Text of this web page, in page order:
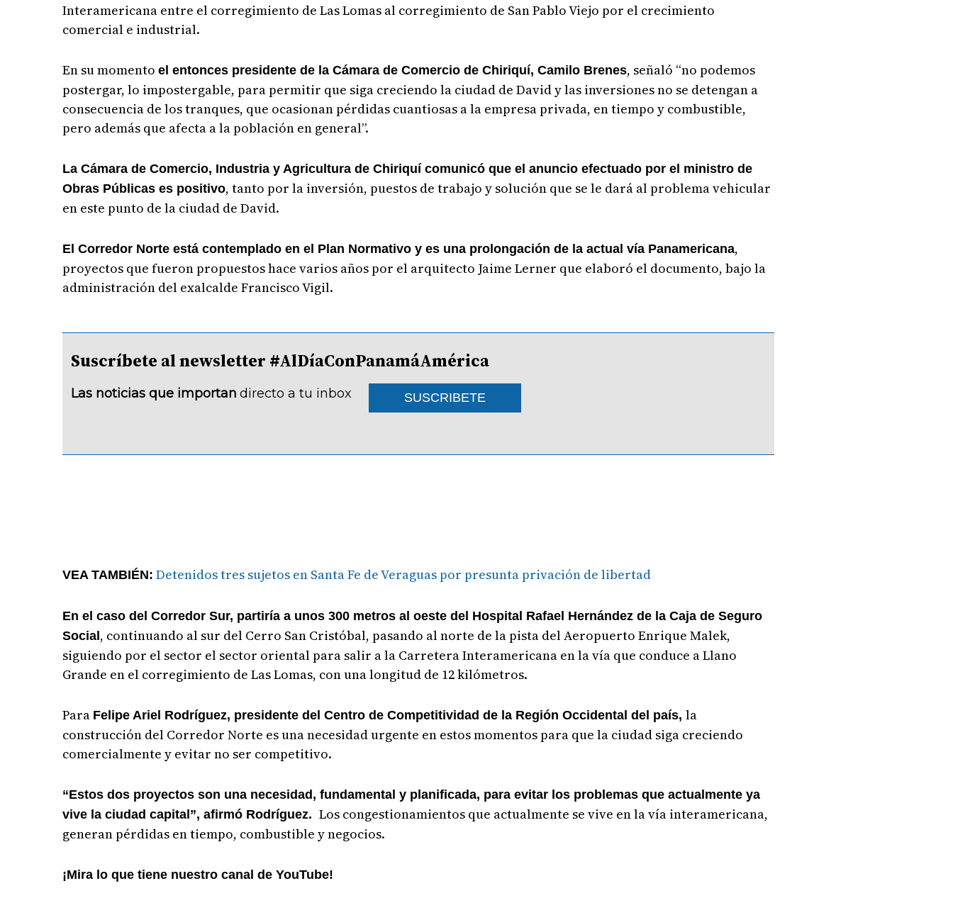
Interamericana entre el corregimiento de Las Lomas al corregimiento de San Pablo Viejo por el crecimiento
comercial e industrial.
En su momentoel entonces presidente de la Cámara de Comercio de Chiriquí, Camilo Brenes, señaló “no podemos
postergar, lo impostergable, para permitir que siga creciendo la ciudad de David y las inversiones no se detengan a
consecuencia de los tranques, que ocasionan pérdidas cuantiosas a la empresa privada, en tiempo y combustible,
pero además que afecta a la población en general”.
La Cámara de Comercio, Industria y Agricultura de Chiriquí comunicó que el anuncio efectuado por el ministro de
Obras Públicas es positivo, tanto por la inversión, puestos de trabajo y solución que se le dará al problema vehicular
en este punto de la ciudad de David.
El Corredor Norte está contemplado en el Plan Normativo y es una prolongación de la actual vía Panamericana,
proyectos que fueron propuestos hace varios años por el arquitecto Jaime Lerner que elaboró el documento, bajo la
administración del exalcalde Francisco Vigil.
Suscríbete al newsletter #AlDíaConPanamáAmérica
Las noticias que importan directo a tu inbox SUSCRIBETE
VEA TAMBIÉN: Detenidos tres sujetos en Santa Fe de Veraguas por presunta privación de libertad
En el caso del Corredor Sur, partiría a unos 300 metros al oeste del Hospital Rafael Hernández de la Caja de Seguro
Social, continuando al sur del Cerro San Cristóbal, pasando al norte de la pista del Aeropuerto Enrique Malek,
siguiendo por el sector el sector oriental para salir a la Carretera Interamericana en la vía que conduce a Llano
Grande en el corregimiento de Las Lomas, con una longitud de 12 kilómetros.
Para Felipe Ariel Rodríguez, presidente del Centro de Competitividad de la Región Occidental del país,la
construcción del Corredor Norte es una necesidad urgente en estos momentos para que la ciudad siga creciendo
comercialmente y evitar no ser competitivo.
“Estos dos proyectos son una necesidad, fundamental y planificada, para evitar los problemas que actualmente ya
vive la ciudad capital”, afirmó Rodríguez.Los congestionamientos que actualmente se vive en la vía interamericana,
generan pérdidas en tiempo, combustible y negocios.
¡Mira lo que tiene nuestro canal de YouTube!